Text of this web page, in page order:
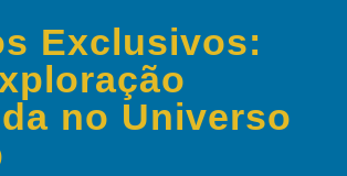
Exclusivos:
no Universo